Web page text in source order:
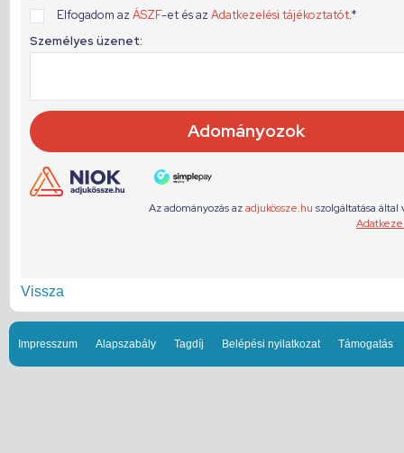
Vissza
Impresszum Alapszabály Tagdíj Belépési nyilatkozat Támogatás